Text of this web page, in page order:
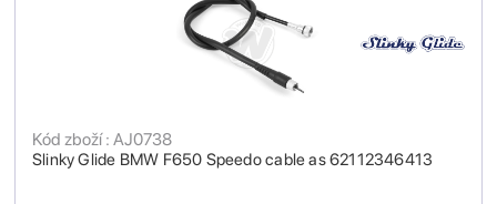
Slinky Glide BMW F650 Speedo cable as 62112346413
Kód zboží : AJ0738